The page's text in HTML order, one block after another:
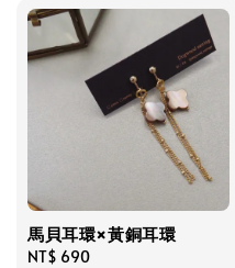
馬貝耳環×黃銅耳環
Regular
NT$ 690